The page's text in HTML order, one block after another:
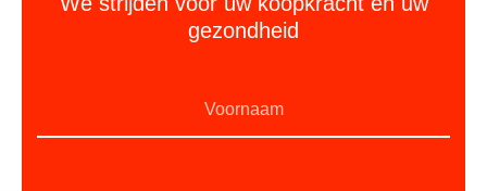
gezondheid